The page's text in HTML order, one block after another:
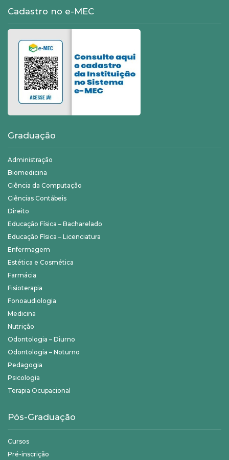
Cadastro no e-MEC
Graduação
Administração
Biomedicina
Ciência da Computação
Ciências Contábeis
Direito
Educação Física – Bacharelado
Educação Física – Licenciatura
Enfermagem
Estética e Cosmética
Farmácia
Fisioterapia
Fonoaudiologia
Medicina
Nutrição
Odontologia – Diurno
Odontologia – Noturno
Pedagogia
Psicologia
Terapia Ocupacional
Pós-Graduação
Cursos
Pré-inscrição